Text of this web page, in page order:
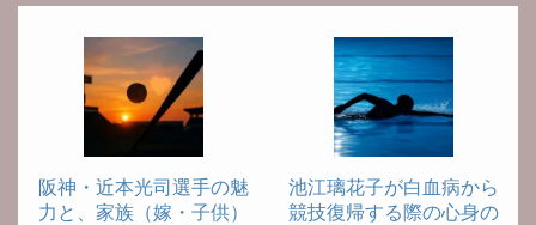
阪神・近本光司選手の魅
力と、家族（嫁・子供）
池江璃花子が白血病から
競技復帰する際の心身の